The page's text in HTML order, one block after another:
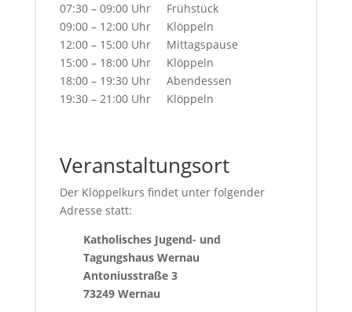
07:30 – 09:00 Uhr Frühstück
09:00 – 12:00 Uhr Klöppeln
12:00 – 15:00 Uhr Mittagspause
15:00 – 18:00 Uhr Klöppeln
18:00 – 19:30 Uhr Abendessen
19:30 – 21:00 Uhr Klöppeln
Veranstaltungsort
Der Klöppelkurs findet unter folgender
Adresse statt:
Katholisches Jugend- und
Tagungshaus Wernau
Antoniusstraße 3
73249 Wernau